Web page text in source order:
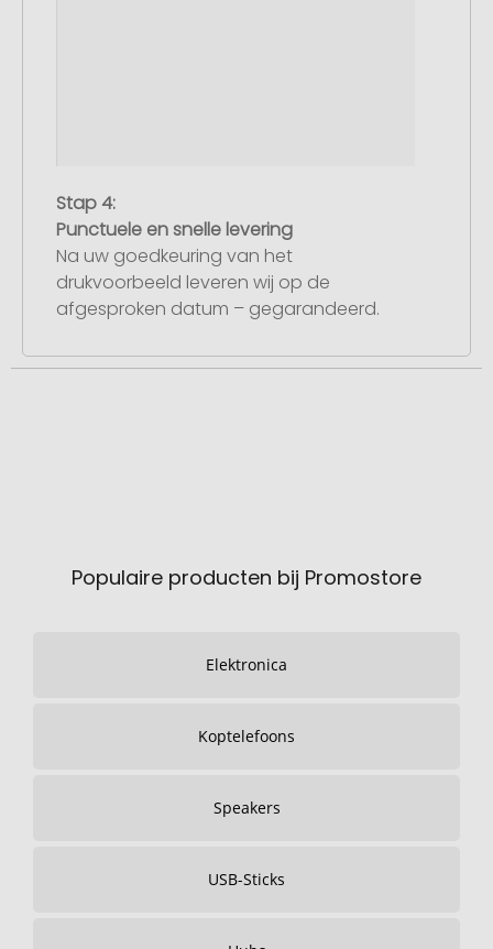
Stap 4:
Punctuele en snelle levering
Na uw goedkeuring van het
drukvoorbeeld leveren wij op de
afgesproken datum – gegarandeerd.
Populaire producten bij Promostore
Elektronica
Koptelefoons
Speakers
USB-Sticks